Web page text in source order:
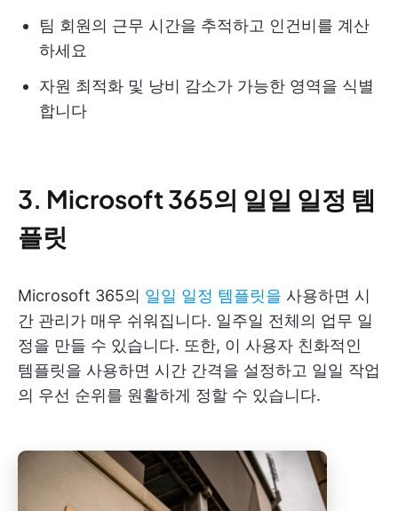
팀 회원의 근무 시간을 추적하고 인건비를 계산
하세요
자원 최적화 및 낭비 감소가 가능한 영역을 식별
합니다
3. Microsoft 365의 일일 일정 템
플릿
Microsoft 365의 일일 일정 템플릿을 사용하면 시
간 관리가 매우 쉬워집니다. 일주일 전체의 업무 일
정을 만들 수 있습니다. 또한, 이 사용자 친화적인
템플릿을 사용하면 시간 간격을 설정하고 일일 작업
의 우선 순위를 원활하게 정할 수 있습니다.